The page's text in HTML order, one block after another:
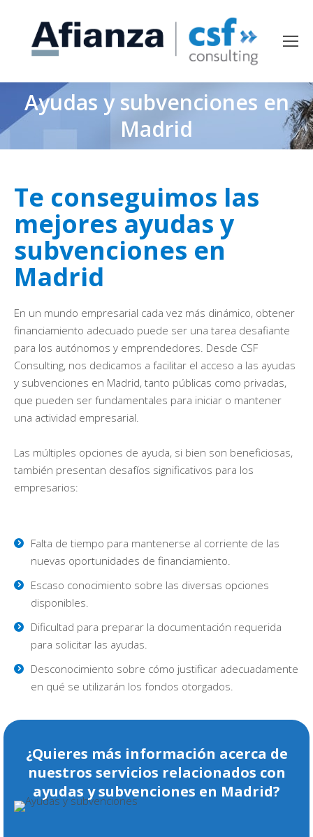
Ayudas y subvenciones en
Madrid
Te conseguimos las
mejores ayudas y
subvenciones en
Madrid
En un mundo empresarial cada vez más dinámico, obtener
financiamiento adecuado puede ser una tarea desafiante
para los autónomos y emprendedores. Desde CSF
Consulting, nos dedicamos a facilitar el acceso a las ayudas
y subvenciones en Madrid, tanto públicas como privadas,
que pueden ser fundamentales para iniciar o mantener
una actividad empresarial.
Las múltiples opciones de ayuda, si bien son beneficiosas,
también presentan desafíos significativos para los
empresarios:
Falta de tiempo para mantenerse al corriente de las
nuevas oportunidades de financiamiento.
Escaso conocimiento sobre las diversas opciones
disponibles.
Dificultad para preparar la documentación requerida
para solicitar las ayudas.
Desconocimiento sobre cómo justificar adecuadamente
en qué se utilizarán los fondos otorgados.
¿Quieres más información acerca de
nuestros servicios relacionados con
ayudas y subvenciones en Madrid?